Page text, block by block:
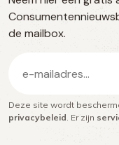
media
de mailbox.
mailadres
(Vereist)
Deze site wordt
privacybeleid . Er zijn